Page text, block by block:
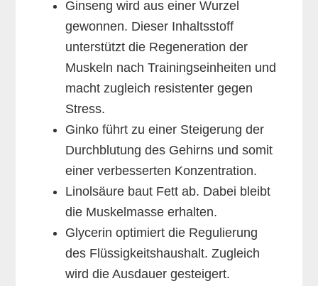
Ginseng wird aus einer Wurzel
gewonnen. Dieser Inhaltsstoff
unterstützt die Regeneration der
Muskeln nach Trainingseinheiten und
macht zugleich resistenter gegen
Stress.
Ginko führt zu einer Steigerung der
Durchblutung des Gehirns und somit
einer verbesserten Konzentration.
Linolsäure baut Fett ab. Dabei bleibt
die Muskelmasse erhalten.
Glycerin optimiert die Regulierung
des Flüssigkeitshaushalt. Zugleich
wird die Ausdauer gesteigert.